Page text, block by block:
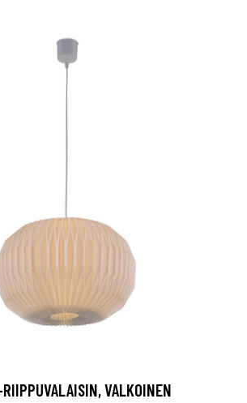
VALKOINEN